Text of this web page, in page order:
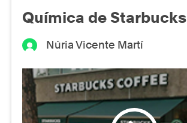
Química de Starbucks
Núria Vicente Martí